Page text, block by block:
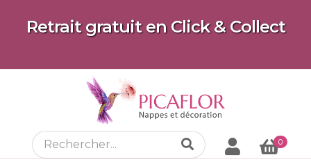
Retrait gratuit en Click & Collect
0